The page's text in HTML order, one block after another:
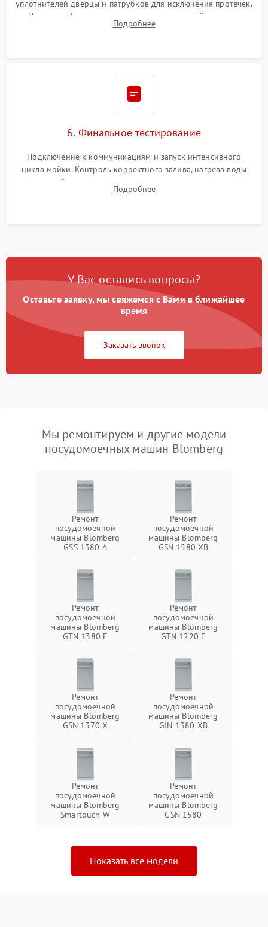
уплотнителей дверцы и патрубков для исключения протечек.
Надежная фиксация хомутов гидравлической системы,
сборка корпуса и установка датчика поплавка.
Подробнее
6. Финальное тестирование
Подключение к коммуникациям и запуск интенсивного
цикла мойки. Контроль корректного залива, нагрева воды
до нужной температуры, отсутствия посторонних шумов,
штатного слива и абсолютной сухости в поддоне.
Подробнее
У Вас остались вопросы?
Оставьте заявку, мы свяжемся с Вами в ближайшее
время
Заказать звонок
Мы ремонтируем и другие модели
посудомоечных машин Blomberg
Ремонт
посудомоечной
машины Blomberg
GSS 1380 А
Ремонт
посудомоечной
машины Blomberg
GSN 1580 XB
Ремонт
посудомоечной
машины Blomberg
GTN 1380 E
Ремонт
посудомоечной
машины Blomberg
GTN 1220 E
Ремонт
посудомоечной
машины Blomberg
GSN 1370 X
Ремонт
посудомоечной
машины Blomberg
GIN 1380 XB
Ремонт
посудомоечной
машины Blomberg
Smartouch W
Ремонт
посудомоечной
машины Blomberg
GSN 1580
Показать все модели